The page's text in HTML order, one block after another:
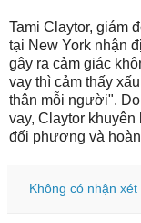
Tami Claytor, giám
tại New York nhận
gây ra cảm giác
vay thì cảm thấy
thân mỗi người".
vay, Claytor
đối phương và
Không có nhận xét